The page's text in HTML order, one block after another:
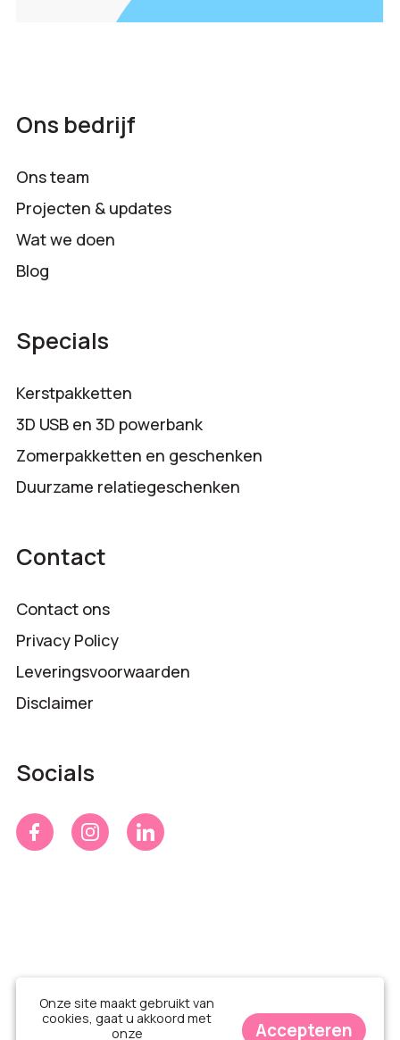
Ons bedrijf
Ons team
Projecten & updates
Wat we doen
Blog
Specials
Kerstpakketten
3D USB en 3D powerbank
Zomerpakketten en geschenken
Duurzame relatiegeschenken
Contact
Contact ons
Privacy Policy
Leveringsvoorwaarden
Disclaimer
Socials
Onze site maakt gebruikt van
cookies, gaat u akkoord met
onze
Accepteren